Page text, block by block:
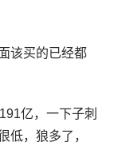
该买的已经都
亿，一下子刺
低，狼多了，